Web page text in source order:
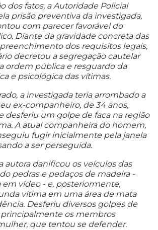
dos fatos, a Autoridade Policial
prisão preventiva da investigada,
com parecer favorável do
Diante da gravidade concreta das
dos requisitos legais,
decretou a segregação cautelar
ordem pública e resguardo da
e psicológica das vítimas.
a investigada teria arrombado a
ex-companheiro, de 34 anos,
desferiu um golpe de faca na região
A atual companheira do homem,
fugir inicialmente pela janela
a ser perseguida.
autora danificou os veículos das
pedras e pedaços de madeira -
em vídeo - e, posteriormente,
vítima em uma área de mata
Desferiu diversos golpes de
principalmente os membros
que tentou se defender.